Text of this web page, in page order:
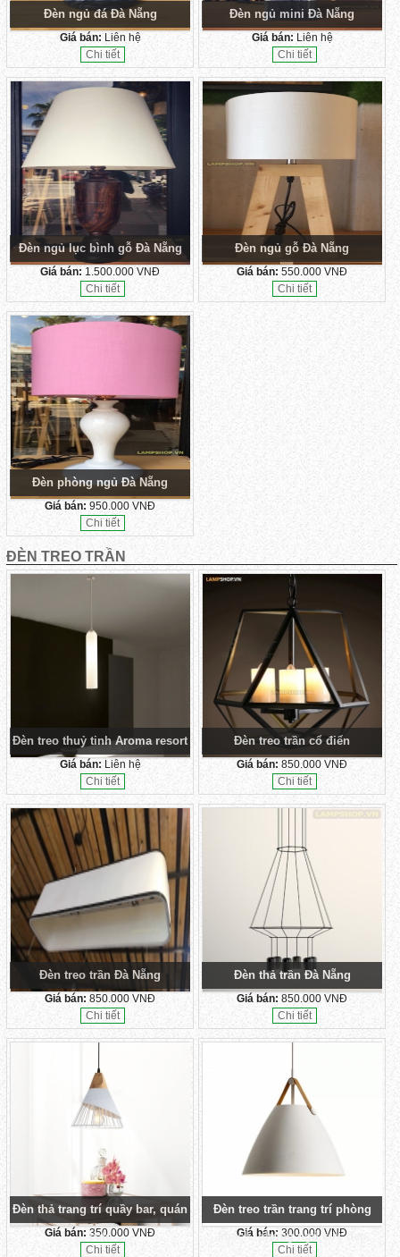
Đèn ngủ đá Đà Nẵng
Giá bán: Liên hệ
Chi tiết
Đèn ngủ mini Đà Nẵng
Giá bán: Liên hệ
Chi tiết
Đèn ngủ lục bình gỗ Đà Nẵng
Giá bán: 1.500.000 VNĐ
Chi tiết
Đèn ngủ gỗ Đà Nẵng
Giá bán:550.000 VNĐ
Chi tiết
Đèn phòng ngủ Đà Nẵng
Giá bán:950.000 VNĐ
Chi tiết
ĐÈN TREO TRẦN
Đèn treo thuỷ tinh Aroma resort
Giá bán: Liên hệ
Chi tiết
Đèn treo trần cổ điển
Giá bán:850.000 VNĐ
Chi tiết
Đèn treo trần Đà Nẵng
Giá bán:850.000 VNĐ
Chi tiết
Đèn thả trần Đà Nẵng
Giá bán:850.000 VNĐ
Chi tiết
Đèn thả trang trí quầy bar, quán
cafe
Giá bán:350.000 VNĐ
Chi tiết
Đèn treo trần trang trí phòng
khách, phòng ngủ cực đẹp
Giá bán:300.000 VNĐ
Chi tiết